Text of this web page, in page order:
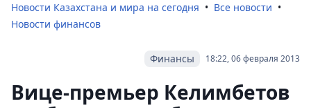
Новости Казахстана и мира на сегодня
Все новости
Новости финансов
18:22, 06 февраля 2013
Финансы
Вице-премьер Келимбетов